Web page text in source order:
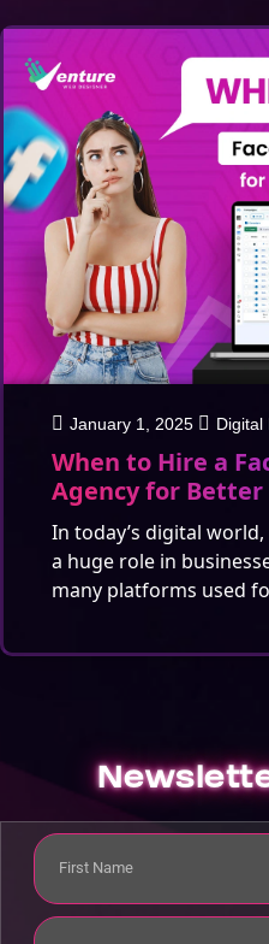
January 1, 2025 Digital
When to Hire a
Agency for
In today’s digital
a huge role in
many platforms used